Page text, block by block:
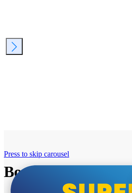
Bosch super cene
Press to skip carousel